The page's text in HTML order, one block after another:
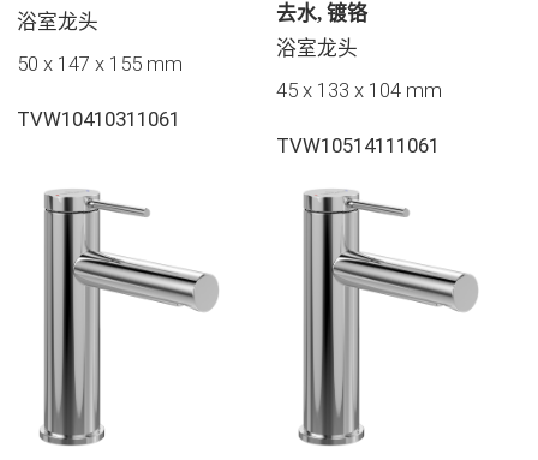
浴室龙头
50 x 147 x 155 mm
TVW10410311061
去水, 镀铬
浴室龙头
45 x 133 x 104 mm
TVW10514111061